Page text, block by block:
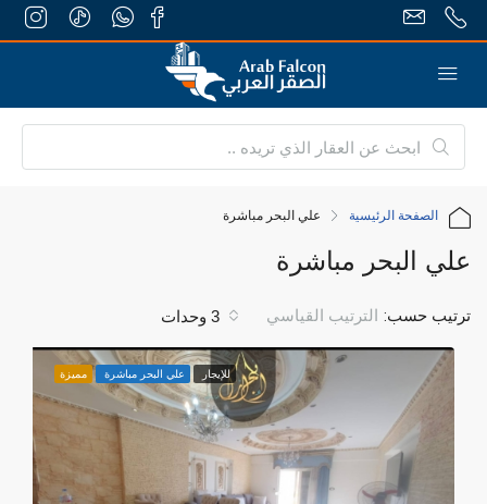
الصفحة الرئيسية علي البحر مباشرة
علي البحر مباشرة
3 وحدات ترتيب حسب: الترتيب القياسي
للإيجار علي البحر مباشرة مميزة